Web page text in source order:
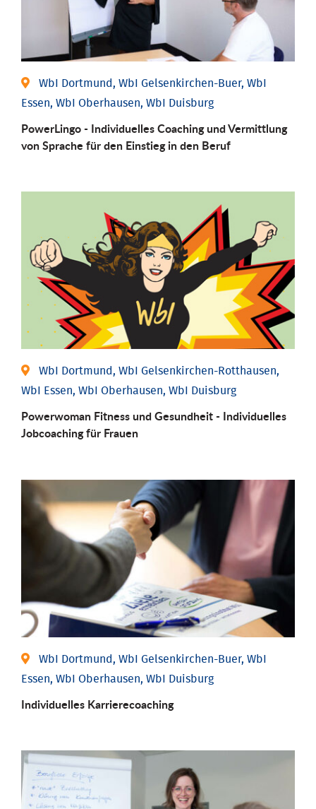
WbI Dortmund, WbI Gelsenkirchen-Buer, WbI
Essen, WbI Oberhausen, WbI Duisburg
PowerLingo - Individuelles Coaching und Vermittlung
von Sprache für den Einstieg in den Beruf
WbI Dortmund, WbI Gelsenkirchen-Rotthausen,
WbI Essen, WbI Oberhausen, WbI Duisburg
Powerwoman Fitness und Gesund­heit - Individu­elles
Job­coaching für Frauen
WbI Dortmund, WbI Gelsenkirchen-Buer, WbI
Essen, WbI Oberhausen, WbI Duisburg
Individu­elles Karrierecoaching